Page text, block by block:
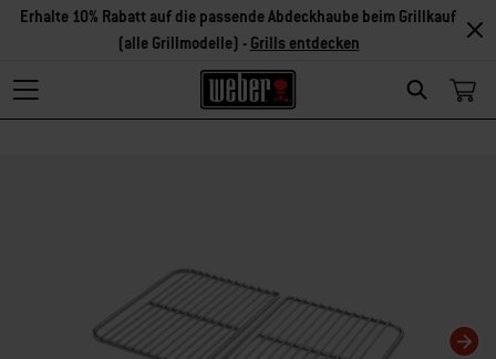
Search
Erhalte 10% Rabatt auf die passende Abdeckhaube beim Grillkauf
(alle Grillmodelle) - Grills entdecken